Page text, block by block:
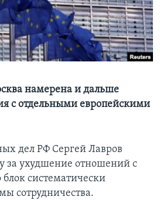
намерена и дальше
с отдельными европейскими
дел РФ Сергей Лавров
за ухудшение отношений с
блок систематически
сотрудничества.